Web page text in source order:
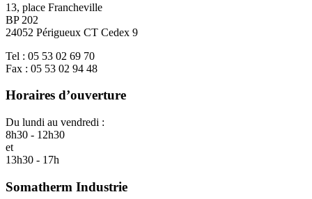
13, place Francheville
BP 202
24052 Périgueux CT Cedex 9
Tel : 05 53 02 69 70
Fax : 05 53 02 94 48
Horaires d’ouverture
Du lundi au vendredi :
8h30 - 12h30
et
13h30 - 17h
Somatherm Industrie